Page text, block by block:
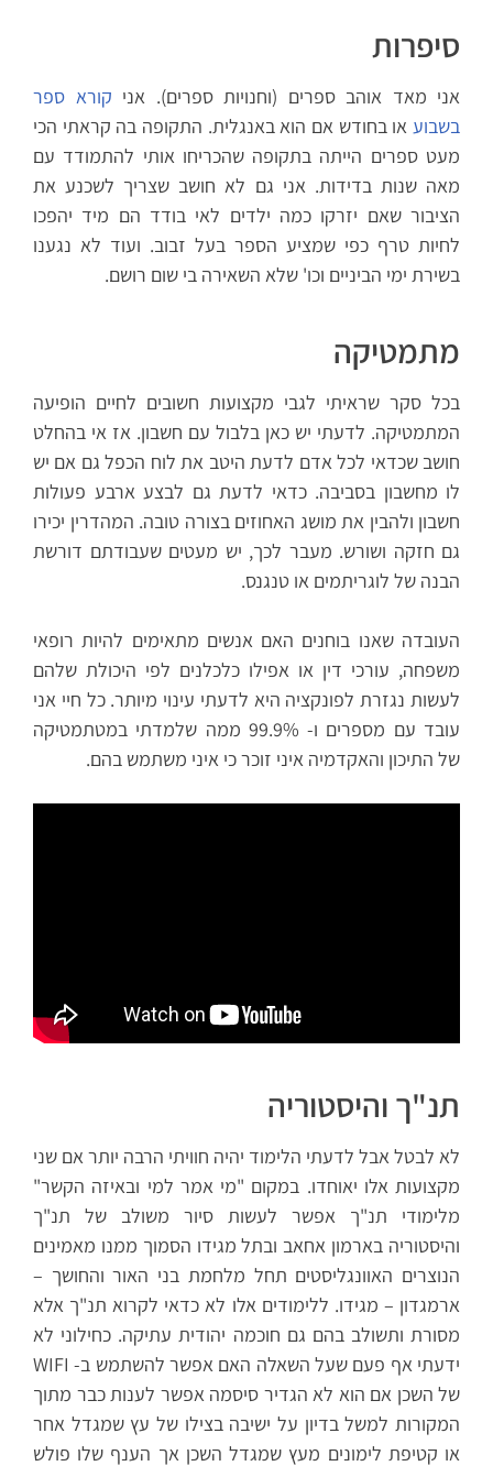
סיפרות
אני מאד אוהב ספרים (וחנויות ספרים). אני קורא ספר
בשבוע או בחודש אם הוא באנגלית. התקופה בה קראתי הכי
מעט ספרים הייתה בתקופה שהכריחו אותי להתמודד עם
מאה שנות בדידות. אני גם לא חושב שצריך לשכנע את
הציבור שאם יזרקו כמה ילדים לאי בודד הם מיד יהפכו
לחיות טרף כפי שמציע הספר בעל זבוב. ועוד לא נגענו
בשירת ימי הביניים וכו' שלא השאירה בי שום רושם.
מתמטיקה
בכל סקר שראיתי לגבי מקצועות חשובים לחיים הופיעה
המתמטיקה. לדעתי יש כאן בלבול עם חשבון. אז אי בהחלט
חושב שכדאי לכל אדם לדעת היטב את לוח הכפל גם אם יש
לו מחשבון בסביבה. כדאי לדעת גם לבצע ארבע פעולות
חשבון ולהבין את מושג האחוזים בצורה טובה. המהדרין יכירו
גם חזקה ושורש. מעבר לכך, יש מעטים שעבודתם דורשת
הבנה של לוגריתמים או טנגנס.
העובדה שאנו בוחנים האם אנשים מתאימים להיות רופאי
משפחה, עורכי דין או אפילו כלכלנים לפי היכולת שלהם
לעשות נגזרת לפונקציה היא לדעתי עינוי מיותר. כל חיי אני
עובד עם מספרים ו- 99.9% ממה שלמדתי במטתמטיקה
של התיכון והאקדמיה איני זוכר כי איני משתמש בהם.
תנ"ך והיסטוריה
לא לבטל אבל לדעתי הלימוד יהיה חוויתי הרבה יותר אם שני
מקצועות אלו יאוחדו. במקום "מי אמר למי ובאיזה הקשר"
מלימודי תנ"ך אפשר לעשות סיור משולב של תנ"ך
והיסטוריה בארמון אחאב ובתל מגידו הסמוך ממנו מאמינים
הנוצרים האוונגליסטים תחל מלחמת בני האור והחושך –
ארמגדון – מגידו. ללימודים אלו לא כדאי לקרוא תנ"ך אלא
מסורת ותשולב בהם גם חוכמה יהודית עתיקה. כחילוני לא
ידעתי אף פעם שעל השאלה האם אפשר להשתמש ב- WIFI
של השכן אם הוא לא הגדיר סיסמה אפשר לענות כבר מתוך
המקורות למשל בדיון על ישיבה בצילו של עץ שמגדל אחר
או קטיפת לימונים מעץ שמגדל השכן אך הענף שלו פולש